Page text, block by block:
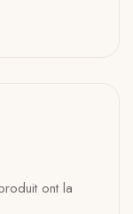
ont la